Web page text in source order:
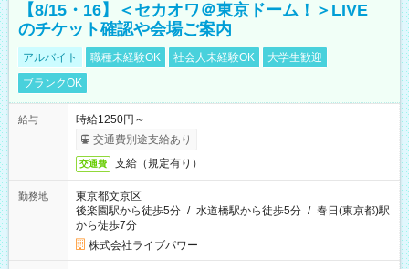
【8/15・16】＜セカオワ＠東京ドーム！＞LIVE
のチケット確認や会場ご案内
アルバイト 職種未経験OK 社会人未経験OK
大学生歓迎
ブランクOK
給与
時給1250円～
交通費別途支給あり
交通費 支給（規定有り）
勤務地
東京都文京区
後楽園駅から徒歩5分 / 水道橋駅から徒歩5分 / 春日(東京都)駅
から徒歩7分
株式会社ライブパワー